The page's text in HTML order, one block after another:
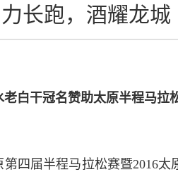
长跑，酒耀龙城
老白干冠名赞助太原半程马拉
第四届半程马拉松赛暨2016